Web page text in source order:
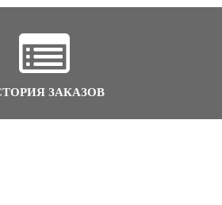
ЗАКАЗОВ